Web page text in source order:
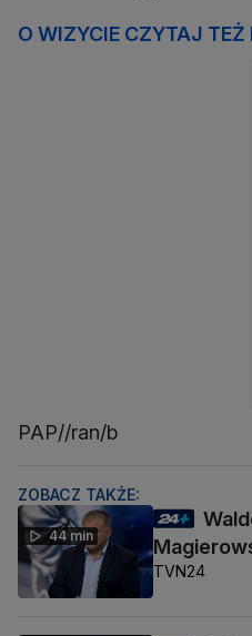
O WIZYCIE CZYTAJ
PAP//ran/b
ZOBACZ TAKŻE:
44 min
TVN24